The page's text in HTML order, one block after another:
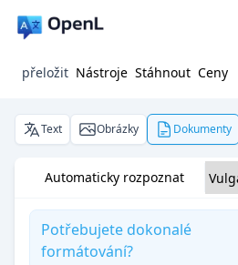
přeložit Nástroje Stáhnout Ceny
Text Obrázky Dokumenty
Automaticky rozpoznat
Potřebujete dokonalé
formátování?